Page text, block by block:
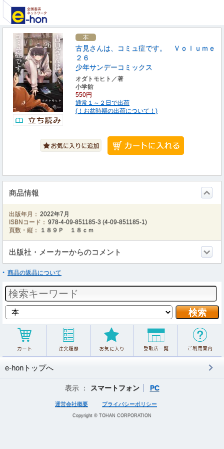
古見さんは、コミュ症です。 Ｖｏｌｕｍｅ
２６
少年サンデーコミックス
オダトモヒト／著
小学館
550円
通常１～２日で出荷
(！お盆時期の出荷について！)
商品情報
出版年月： 2022年7月
ISBNコード： 978-4-09-851185-3 (4-09-851185-1)
頁数・縦：
１８９Ｐ １８ｃｍ
出版社・メーカーからのコメント
商品の返品について
e-honトップへ
表示 ： スマートフォン PC
運営会社概要 プライバシーポリシー
Copyright © TOHAN CORPORATION